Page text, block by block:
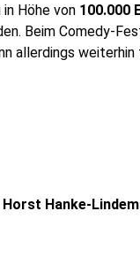
Höhe von 100.000
Beim Comedy-
allerdings
Hanke-